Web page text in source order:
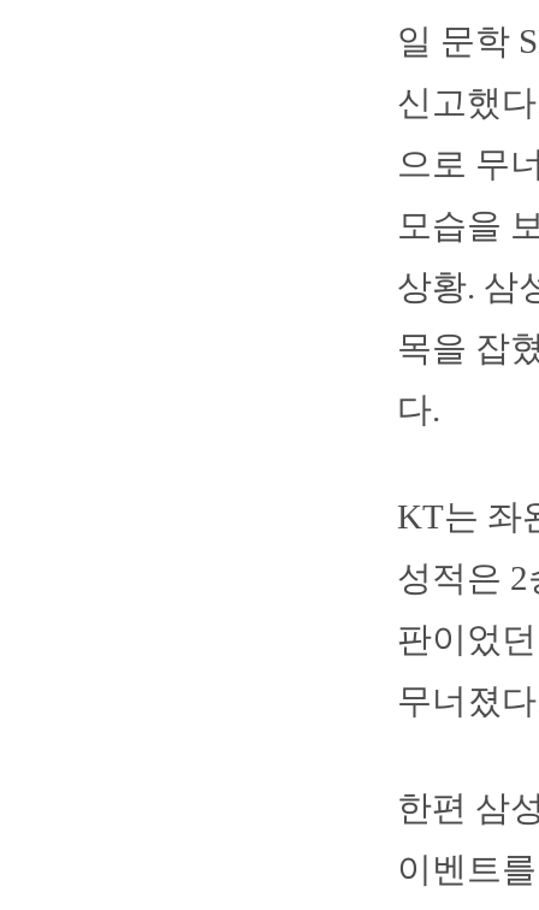
일 문학
신고했
으로 무
모습을
상황. 삼
목을 잡
다.
KT는 좌
성적은 2
판이었
무너졌
한편 삼
이벤트